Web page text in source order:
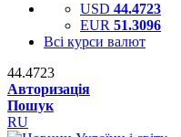
USD 44.4723
EUR 51.3096
Всі курси валют
44.4723
Авторизація
Пошук
RU